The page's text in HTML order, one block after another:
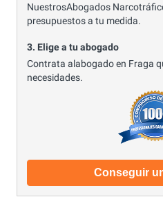
NuestrosAbogados
presupuestos a tu medida.
3. Elige a tu abogado
Contrata alabogado en Fraga
necesidades.
Conseguir